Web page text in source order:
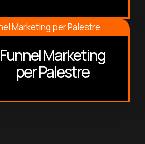
Funnel Marketing
per Palestre